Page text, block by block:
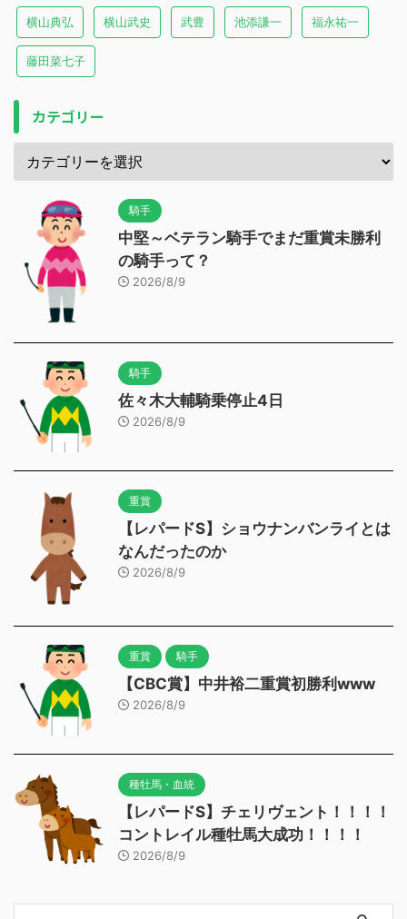
横山典弘 横山武史 武豊 池添謙一 福永祐一
藤田菜七子
カテゴリー
騎手
中堅～ベテラン騎手でまだ重賞未勝利
の騎手って？
2026/8/9
騎手
佐々木大輔騎乗停止4日
2026/8/9
重賞
【レパードS】ショウナンバンライとは
なんだったのか
2026/8/9
重賞 騎手
【CBC賞】中井裕二重賞初勝利www
2026/8/9
種牡馬・血統
【レパードS】チェリヴェント！！！！
コントレイル種牡馬大成功！！！！
2026/8/9